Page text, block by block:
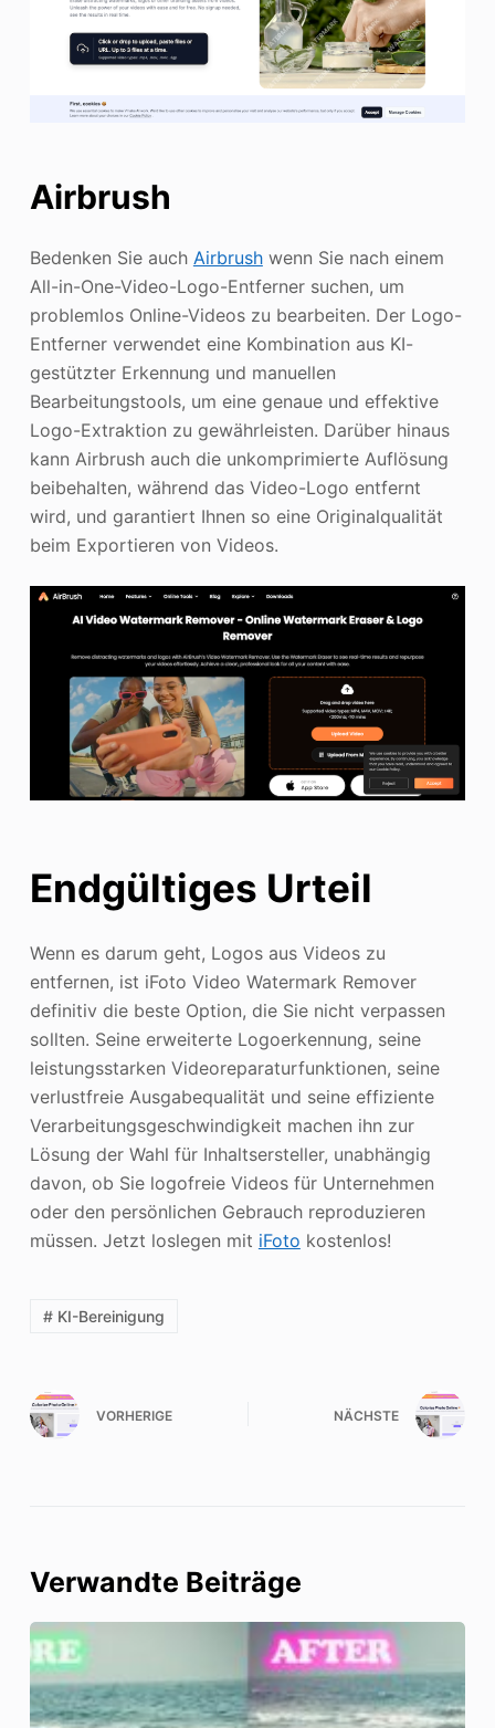
Airbrush
Bedenken Sie auch Airbrushwenn Sie nach einem
All-in-One-Video-Logo-Entferner suchen, um
problemlos Online-Videos zu bearbeiten. Der Logo-
Entferner verwendet eine Kombination aus KI-
gestützter Erkennung und manuellen
Bearbeitungstools, um eine genaue und effektive
Logo-Extraktion zu gewährleisten. Darüber hinaus
kann Airbrush auch die unkomprimierte Auflösung
beibehalten, während das Video-Logo entfernt
wird, und garantiert Ihnen so eine Originalqualität
beim Exportieren von Videos.
Endgültiges Urteil
Wenn es darum geht, Logos aus Videos zu
entfernen, ist iFoto Video Watermark Remover
definitiv die beste Option, die Sie nicht verpassen
sollten. Seine erweiterte Logoerkennung, seine
leistungsstarken Videoreparaturfunktionen, seine
verlustfreie Ausgabequalität und seine effiziente
Verarbeitungsgeschwindigkeit machen ihn zur
Lösung der Wahl für Inhaltsersteller, unabhängig
davon, ob Sie logofreie Videos für Unternehmen
oder den persönlichen Gebrauch reproduzieren
müssen. Jetzt loslegen mit iFoto kostenlos!
# KI-Bereinigung
VORHERIGE NÄCHSTE
Verwandte Beiträge